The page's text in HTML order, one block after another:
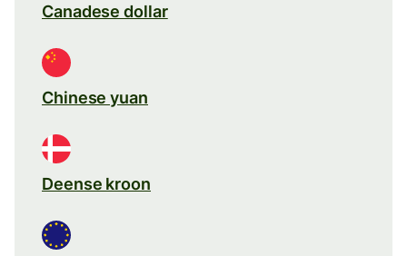
Canadese dollar
Chinese yuan
Deense kroon